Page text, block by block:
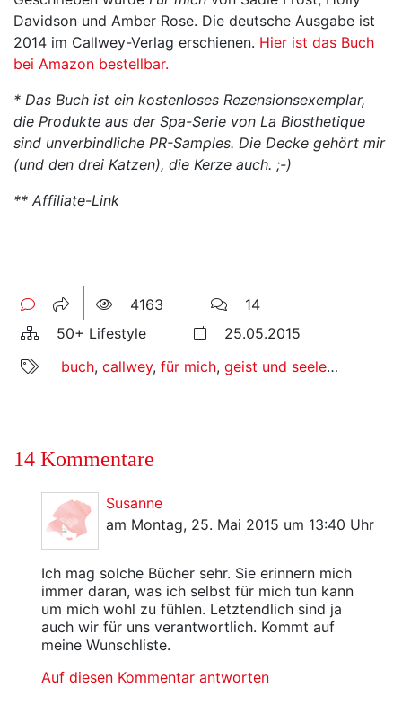
Davidson und Amber Rose. Die deutsche Ausgabe ist
2014 im Callwey-Verlag erschienen. Hier ist das Buch
bei Amazon bestellbar.
* Das Buch ist ein kostenloses Rezensionsexemplar,
die Produkte aus der Spa-Serie von La Biosthetique
sind unverbindliche PR-Samples. Die Decke gehört mir
(und den drei Katzen), die Kerze auch. ;-)
** Affiliate-Link
4163
14
50+ Lifestyle
25.05.2015
buch, callwey, für mich, geist und seele,rezension
14 Kommentare
Susanne
am Montag, 25. Mai 2015 um 13:40 Uhr
Ich mag solche Bücher sehr. Sie erinnern mich
immer daran, was ich selbst für mich tun kann
um mich wohl zu fühlen. Letztendlich sind ja
auch wir für uns verantwortlich. Kommt auf
meine Wunschliste.
Auf diesen Kommentar antworten